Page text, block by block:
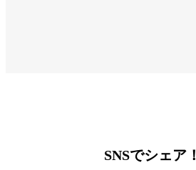
SNSでシェア！